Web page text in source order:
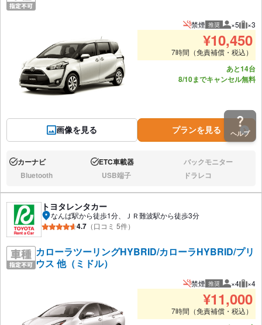
画像を見る
禁煙 推奨 推奨人数
×5 推
×3
¥10,450
7時間（免責補償・税込）
あと14台
8/10までキャンセル無料
プランを見る
あり:カーナビ あり:ETC車載器 なし:バックモニター
なし:Bluetooth なし:USB端子 なし:ドラレコ
トヨタレンタカー
なんば駅から徒歩1分、ＪＲ難波駅から徒歩3分
4.7 （口コミ 5件）
カローラツーリングHYBRID/カローラHYBRID/プリ
ウス 他（ミドル）
禁煙 推奨 推奨人数
×4 推
×4
¥11,000
7時間（免責補償・税込）
ヘルプ